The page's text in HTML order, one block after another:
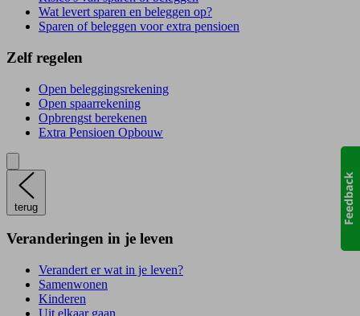
Wat levert sparen en beleggen op?
Sparen of beleggen voor extra pensioen
Zelf regelen
Open beleggingsrekening
Open spaarrekening
Opbrengst berekenen
Extra Pensioen Opbouw
terug
Veranderingen in je leven
Verandert er wat in je leven?
Samenwonen
Kinderen
Uit elkaar gaan